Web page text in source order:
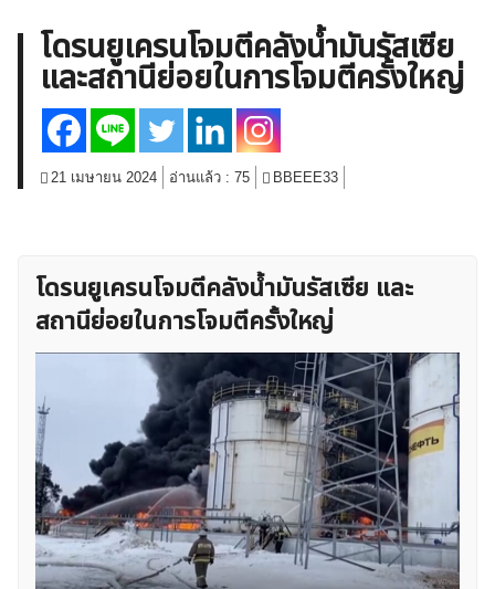
ค้นหา
สำหรับ:
ข่าวฟอเร็กซ์และสกุลเงิน คริปโตเคอร์เรนซี
ฟรีซิกแนล รายวัน
บทวิเคราะห์
เศรษฐกิจทั่วไป ดัชนี-หุ้น
พันธบัตร
สินค้าโภคภัณฑ์
โบรกเกอร์ FX
โปรโมชั่น Forex
กองทุน Forex
ฟรี EA
โดรนยูเครนโจมตีคลังน้ำมันรัสเซีย
และสถานีย่อยในการโจมตีครั้งใหญ่
21 เมษายน 2024 อ่านแล้ว : 75 BBEEE33
โดรนยูเครนโจมตีคลังน้ำมันรัสเซีย และ
สถานีย่อยในการโจมตีครั้งใหญ่